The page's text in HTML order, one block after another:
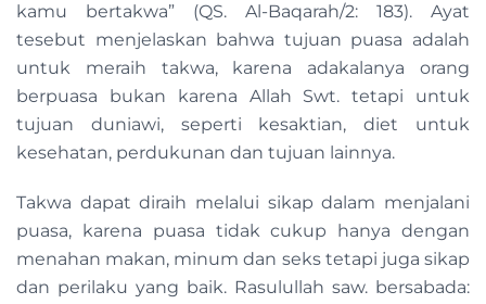
kamu bertakwa” (QS. Al-Baqarah/2: 183). Ayat
tesebut menjelaskan bahwa tujuan puasa adalah
untuk meraih takwa, karena adakalanya orang
berpuasa bukan karena Allah Swt. tetapi untuk
tujuan duniawi, seperti kesaktian, diet untuk
kesehatan, perdukunan dan tujuan lainnya.
Takwa dapat diraih melalui sikap dalam menjalani
puasa, karena puasa tidak cukup hanya dengan
menahan makan, minum dan seks tetapi juga sikap
dan perilaku yang baik. Rasulullah saw. bersabada: